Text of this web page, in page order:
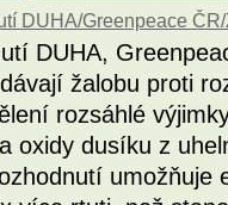
DUHA/Greenpeace
DUHA,
žalobu proti
rozsáhlé
oxidy dusíku z
umožňuje